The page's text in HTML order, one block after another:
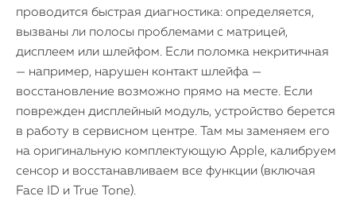
проводится быстрая диагностика: определяется,
вызваны ли полосы проблемами с матрицей,
дисплеем или шлейфом. Если поломка некритичная
— например, нарушен контакт шлейфа —
восстановление возможно прямо на месте. Если
поврежден дисплейный модуль, устройство берется
в работу в сервисном центре. Там мы заменяем его
на оригинальную комплектующую Apple, калибруем
сенсор и восстанавливаем все функции (включая
Face ID и True Tone).